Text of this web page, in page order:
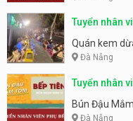
Tuyển nhân
Quán kem
Đà Nẵng
Tuyển nhân
Tiên
Bún Đậu
Đà Nẵng